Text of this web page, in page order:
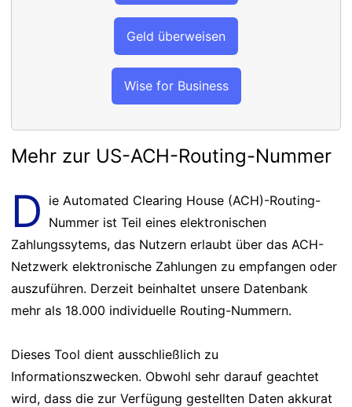
Geld überweisen
Wise for Business
Mehr zur US-ACH-Routing-Nummer
D ie Automated Clearing House (ACH)-Routing-
Nummer ist Teil eines elektronischen
Zahlungssytems, das Nutzern erlaubt über das ACH-
Netzwerk elektronische Zahlungen zu empfangen oder
auszuführen. Derzeit beinhaltet unsere Datenbank
mehr als 18.000 individuelle Routing-Nummern.
Dieses Tool dient ausschließlich zu
Informationszwecken. Obwohl sehr darauf geachtet
wird, dass die zur Verfügung gestellten Daten akkurat